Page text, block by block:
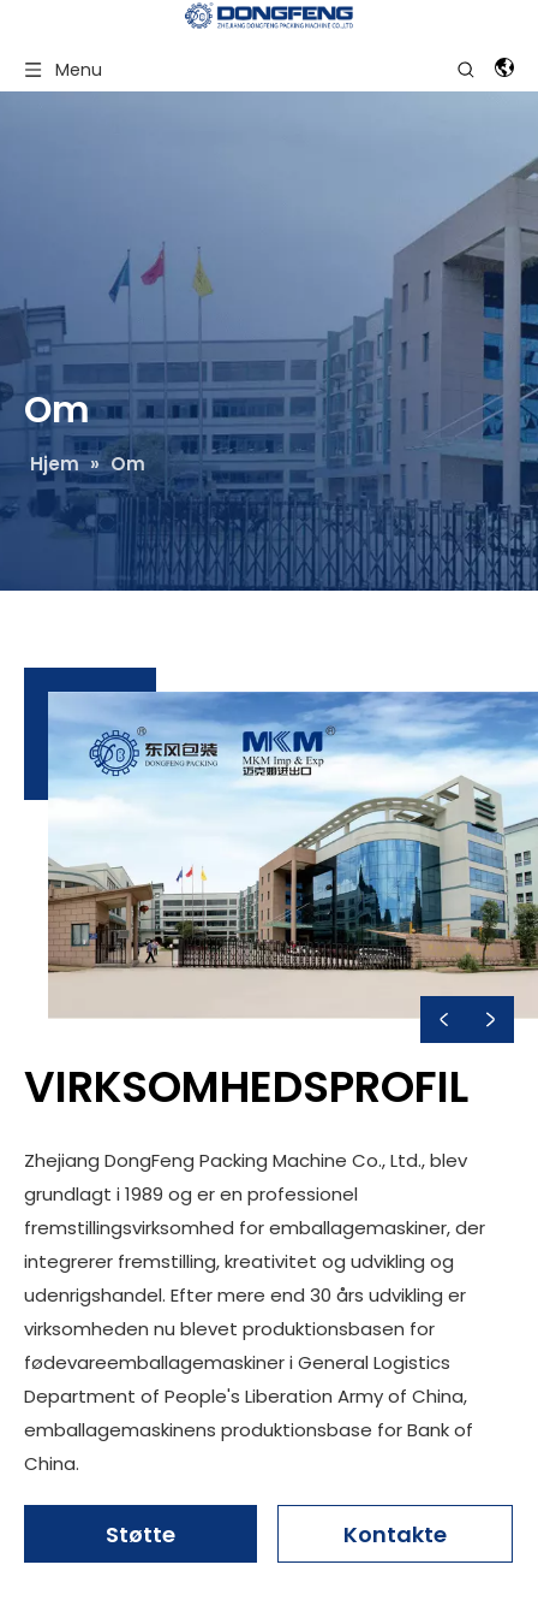
Menu
Om
Hjem » Om
VIRKSOMHEDSPROFIL
Zhejiang DongFeng Packing Machine Co., Ltd., blev
grundlagt i 1989 og er en professionel
fremstillingsvirksomhed for emballagemaskiner, der
integrerer fremstilling, kreativitet og udvikling og
udenrigshandel. Efter mere end 30 års udvikling er
virksomheden nu blevet produktionsbasen for
fødevareemballagemaskiner i General Logistics
Department of People's Liberation Army of China,
emballagemaskinens produktionsbase for Bank of
China.
Støtte Kontakte